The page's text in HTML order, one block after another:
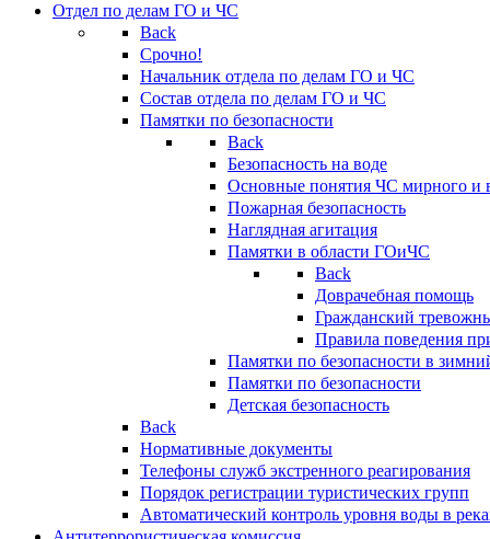
Отдел по делам ГО и ЧС
Back
Срочно!
Начальник отдела по делам ГО и ЧС
Состав отдела по делам ГО и ЧС
Памятки по безопасности
Back
Безопасность на воде
Основные понятия ЧС мирного и
Пожарная безопасность
Наглядная агитация
Памятки в области ГОиЧС
Back
Доврачебная помощь
Гражданский
Правила поведения
Памятки по безопасности в
Памятки по безопасности
Детская безопасность
Back
Нормативные документы
Телефоны служб экстренного реагирования
Порядок регистрации туристических групп
Автоматический контроль уровня воды в